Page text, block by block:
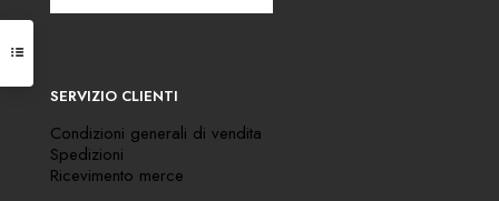
SERVIZIO CLIENTI
Condizioni generali di vendita
Spedizioni
Ricevimento merce